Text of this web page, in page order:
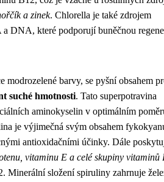
a zinek. Chlorella je také zdrojem
DNA, které podporují buněčnou
modrozelené barvy, se pyšní obsahem
suché hmotnosti. Tato superpotravina
aminokyselin v optimálním
je výjimečná svým obsahem
antioxidačními účinky. Dále
vitaminu E a celé skupiny vitaminů
Minerální složení spiruliny zahrnuje